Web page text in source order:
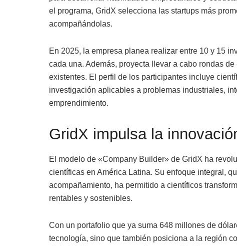
el programa, GridX selecciona las startups más
acompañándolas.
En 2025, la empresa planea realizar entre 10 y 15
cada una. Además, proyecta llevar a cabo rondas
existentes. El perfil de los participantes incluye
investigación aplicables a problemas industriales,
emprendimiento.
GridX impulsa la
El modelo de «Company Builder» de GridX ha
científicas en América Latina. Su enfoque integral,
acompañamiento, ha permitido a científicos
rentables y sostenibles.
Con un portafolio que ya suma 648 millones de
tecnología, sino que también posiciona a la región